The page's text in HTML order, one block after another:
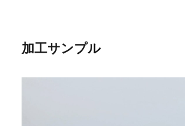
加工サンプル